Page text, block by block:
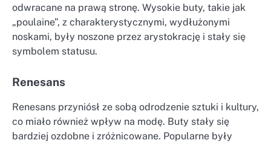
odwracane na prawą stronę. Wysokie buty, takie jak
„poulaine”, z charakterystycznymi, wydłużonymi
noskami, były noszone przez arystokrację i stały się
symbolem statusu.
Renesans
Renesans przyniósł ze sobą odrodzenie sztuki i kultury,
co miało również wpływ na modę. Buty stały się
bardziej ozdobne i zróżnicowane. Popularne były